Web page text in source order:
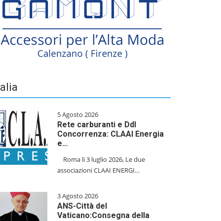
5 Agosto 2026
Rete carburanti e Ddl
Concorrenza: CLAAI Energia
e…
​Roma li 3 luglio 2026, Le due
associazioni CLAAI ENERGI…
3 Agosto 2026
ANS-Città del
Vaticano:Consegna della